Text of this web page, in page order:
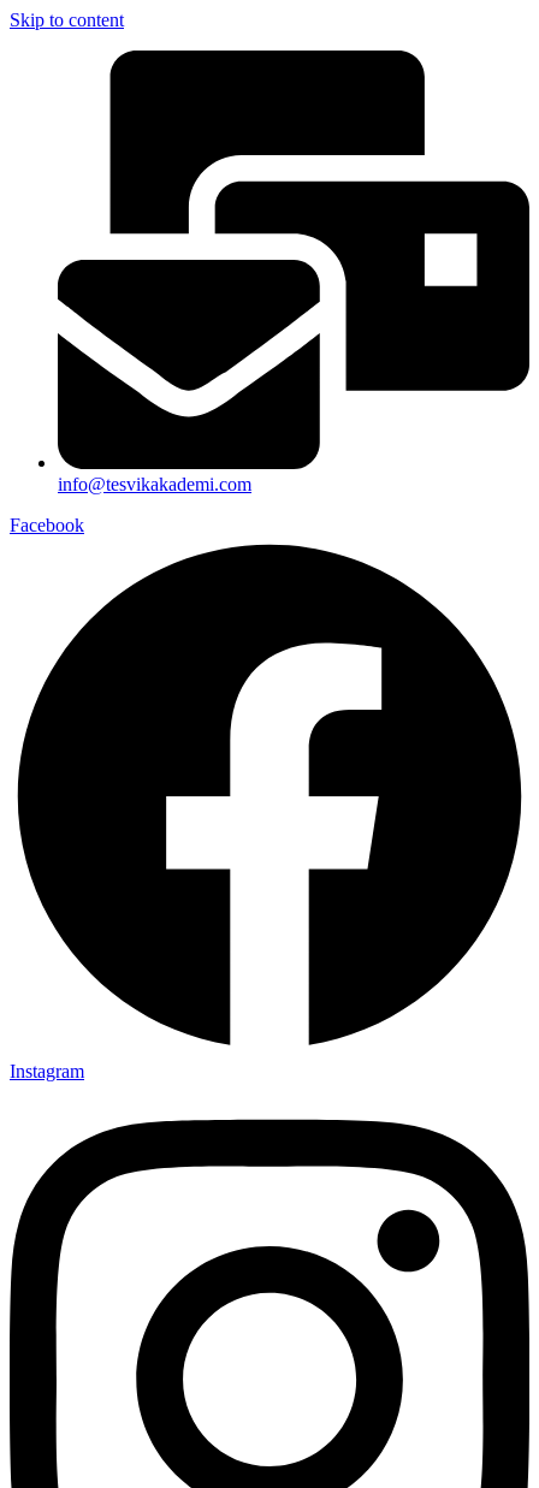
Skip to content
info@tesvikakademi.com
Facebook
Instagram